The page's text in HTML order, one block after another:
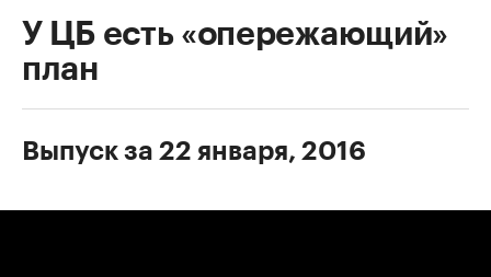
У ЦБ есть «опережающий»
план
Выпуск за 22 января, 2016